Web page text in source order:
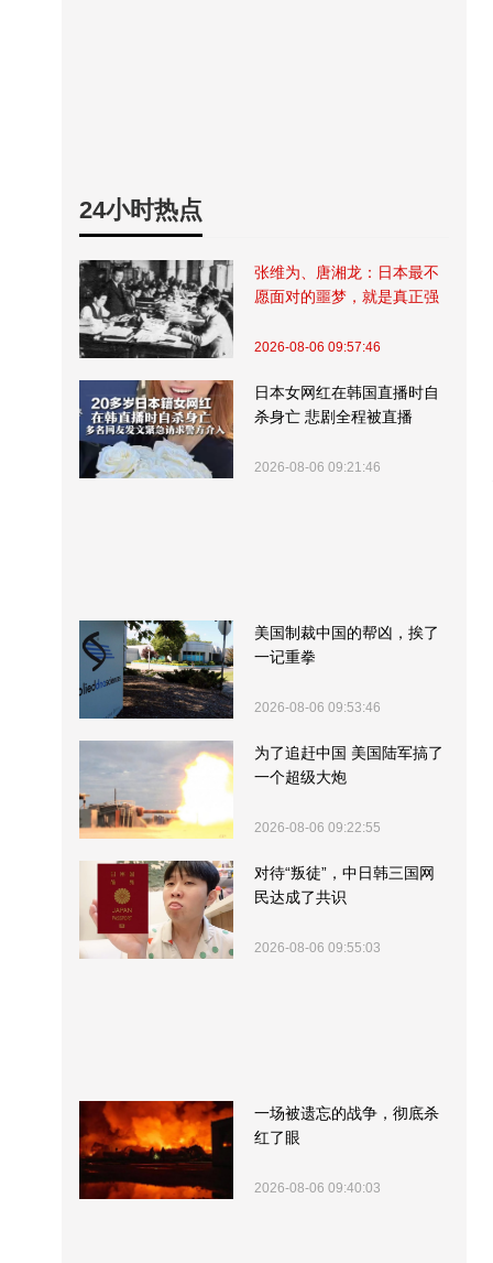
24小时热点
张维为、唐湘龙：日本最不
愿面对的噩梦，就是真正强
2026-08-06 09:57:46
日本女网红在韩国直播时自
杀身亡 悲剧全程被直播
2026-08-06 09:21:46
美国制裁中国的帮凶，挨了
一记重拳
2026-08-06 09:53:46
为了追赶中国 美国陆军搞了
一个超级大炮
2026-08-06 09:22:55
对待“叛徒”，中日韩三国网
民达成了共识
2026-08-06 09:55:03
一场被遗忘的战争，彻底杀
红了眼
2026-08-06 09:40:03